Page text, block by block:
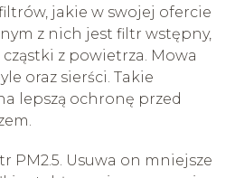
jakie w swojej ofercie
z nich jest filtr wstępny,
z powietrza. Mowa
oraz sierści. Takie
lepszą ochronę przed
PM2.5. Usuwa on mniejsze